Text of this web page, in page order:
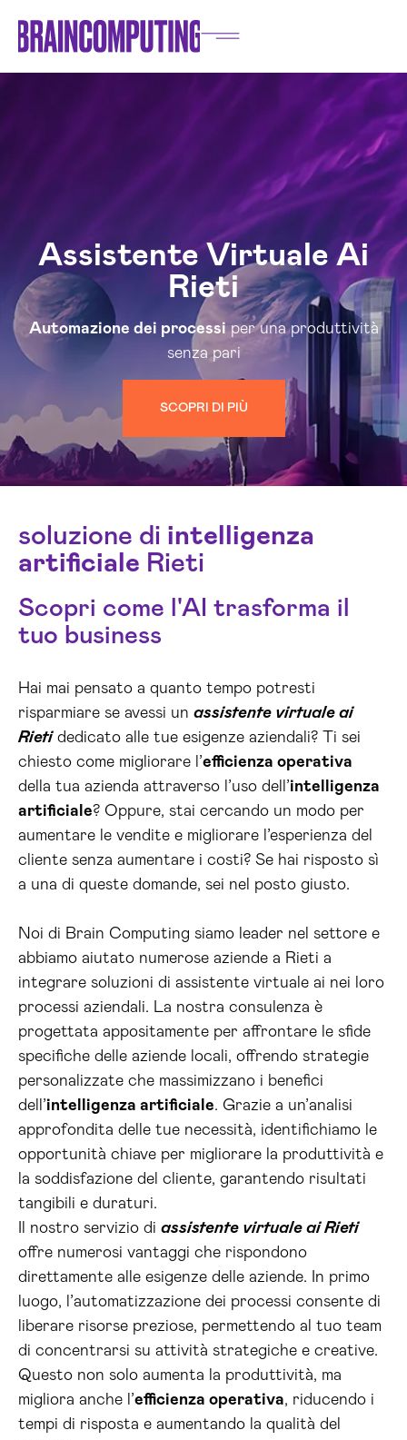
Assistente Virtuale Ai
Rieti
Automazione dei processiper una produttività
senza pari
SCOPRI DI PIÙ
soluzione di intelligenza
artificiale Rieti
Scopri come l'AI trasforma il
tuo business
Hai mai pensato a quanto tempo potresti
risparmiare se avessi un assistente virtuale ai
Rietidedicato alle tue esigenze aziendali? Ti sei
chiesto come migliorare l’efficienza operativa
della tua azienda attraverso l’uso dell’intelligenza
artificiale? Oppure, stai cercando un modo per
aumentare le vendite e migliorare l’esperienza del
cliente senza aumentare i costi? Se hai risposto sì
a una di queste domande, sei nel posto giusto.
Noi di Brain Computing siamo leader nel settore e
abbiamo aiutato numerose aziende a Rieti a
integrare soluzioni di assistente virtuale ai nei loro
processi aziendali. La nostra consulenza è
progettata appositamente per affrontare le sfide
specifiche delle aziende locali, offrendo strategie
personalizzate che massimizzano i benefici
dell’intelligenza artificiale. Grazie a un’analisi
approfondita delle tue necessità, identifichiamo le
opportunità chiave per migliorare la produttività e
la soddisfazione del cliente, garantendo risultati
tangibili e duraturi.
Il nostro servizio di assistente virtuale ai Rieti
offre numerosi vantaggi che rispondono
direttamente alle esigenze delle aziende. In primo
luogo, l’automatizzazione dei processi consente di
liberare risorse preziose, permettendo al tuo team
di concentrarsi su attività strategiche e creative.
Questo non solo aumenta la produttività, ma
migliora anche l’efficienza operativa, riducendo i
tempi di risposta e aumentando la qualità del